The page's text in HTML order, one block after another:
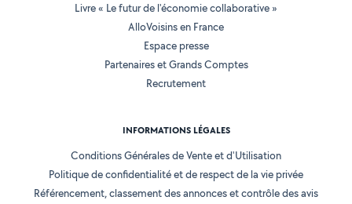
Livre « Le futur de l'économie collaborative »
AlloVoisins en France
Espace presse
Partenaires et Grands Comptes
Recrutement
INFORMATIONS LÉGALES
Conditions Générales de Vente et d'Utilisation
Politique de confidentialité et de respect de la vie privée
Référencement, classement des annonces et contrôle des avis